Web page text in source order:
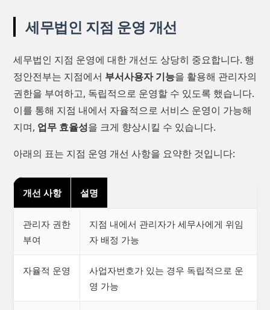
세무법인 지점 운영 개선
세무법인 지점 운영에 대한 개선도 상당히 중요합니다. 행
정안전부는 지점에서 부서사용자 기능을 활용해 관리자의
권한을 부여하고, 독립적으로 운영할 수 있도록 했습니다.
이를 통해 지점 내에서 자율적으로 서비스 운영이 가능해
지며, 업무 효율성을 크게 향상시킬 수 있습니다.
아래의 표는 지점 운영 개선 사항을 요약한 것입니다:
개선 사항 설명
관리자 권한
부여
지점 내에서 관리자가 세무사에게 위임
자 배정 가능
자율적 운영
사업자번호가 있는 경우 독립적으로 운
영 가능